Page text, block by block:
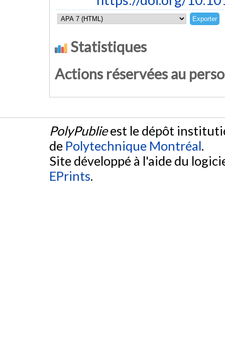
Statistiques
Actions réservées au
PolyPublieest le dépôt
de Polytechnique Montréal.
Site développé à l'aide du
EPrints.